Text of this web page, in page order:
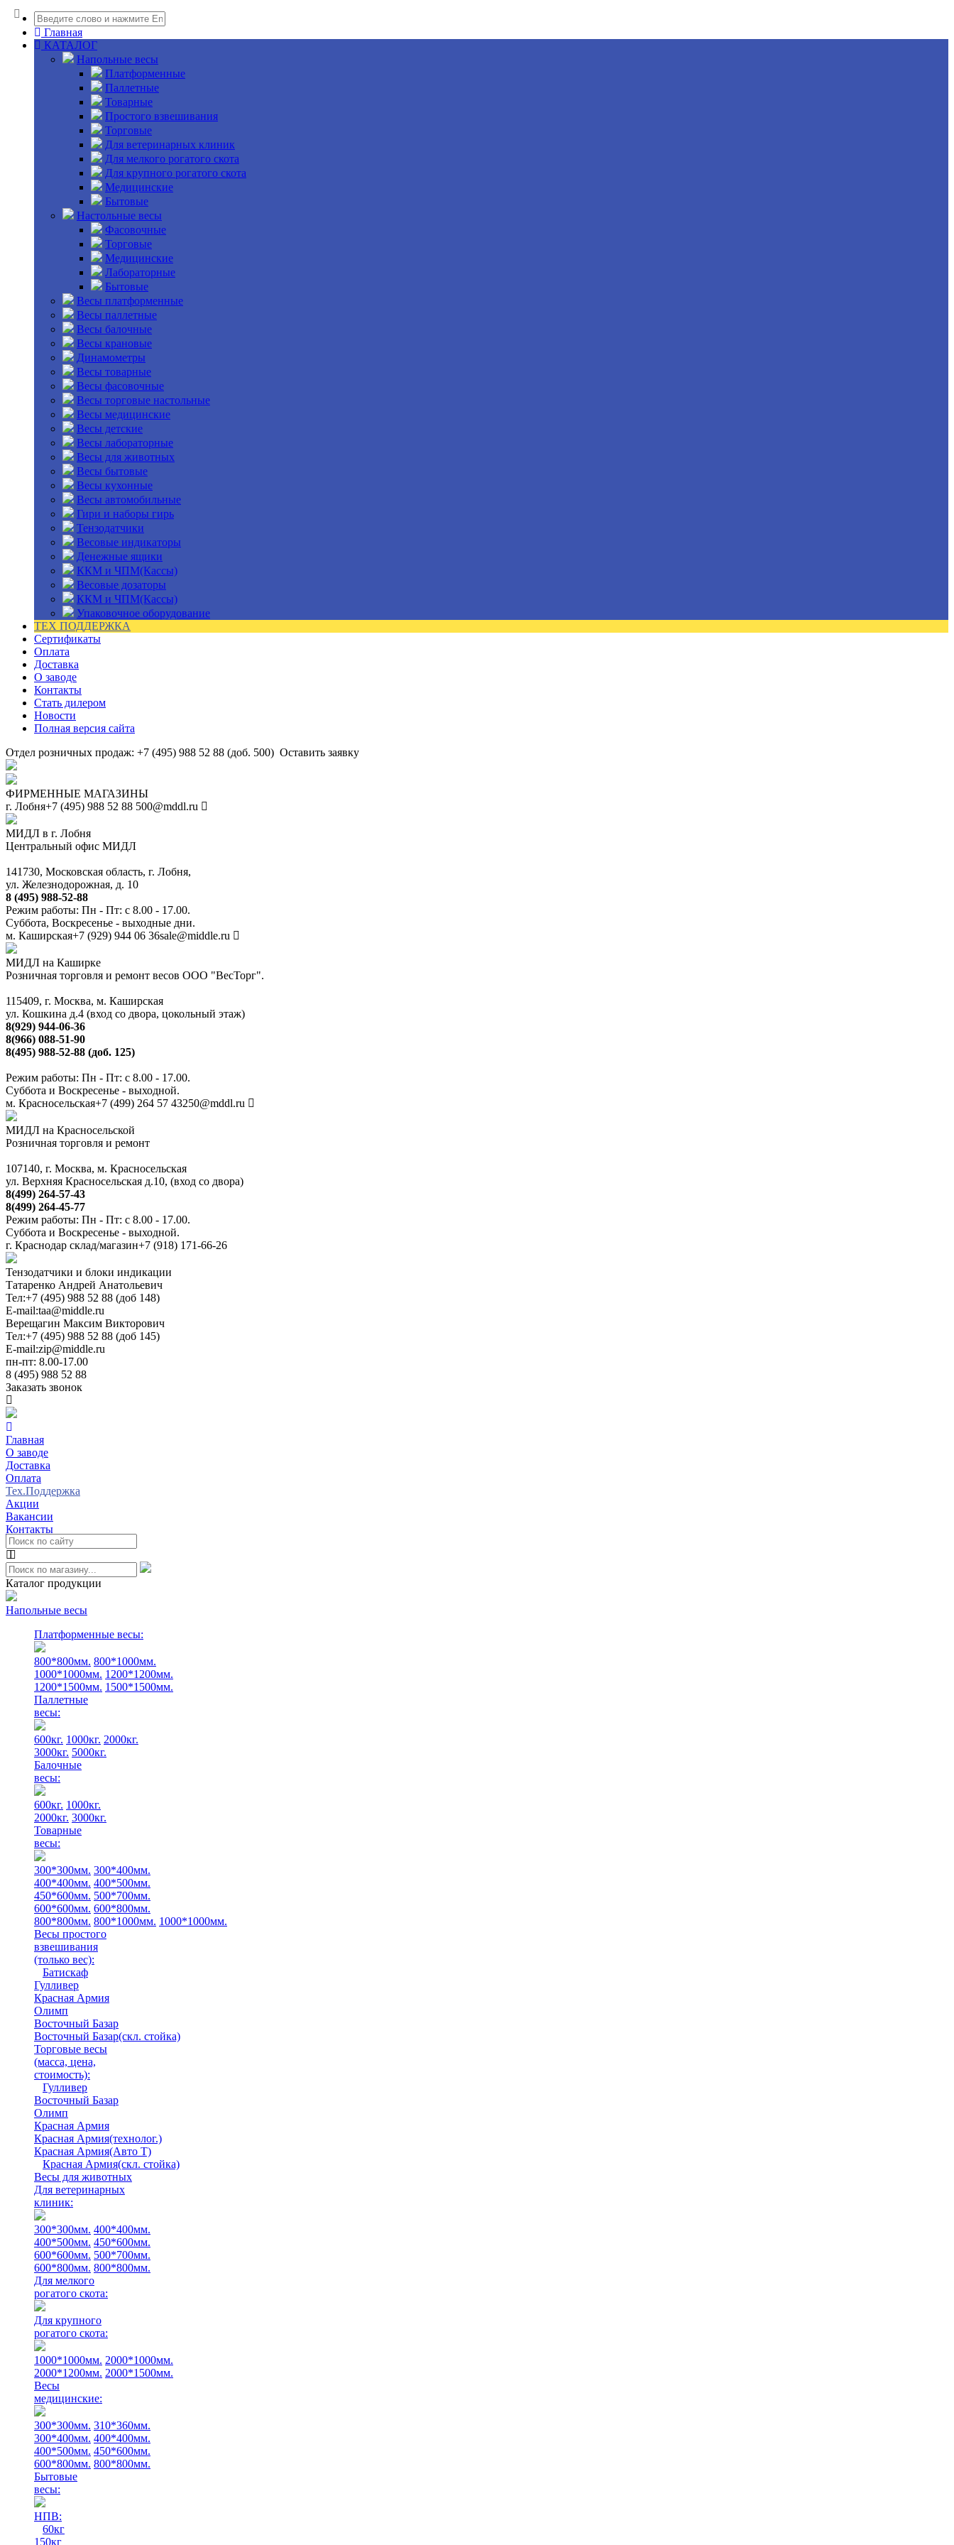
Главная
КАТАЛОГ
Напольные весы
Платформенные
Паллетные
Товарные
Простого взвешивания
Торговые
Для ветеринарных клиник
Для мелкого рогатого скота
Для крупного рогатого скота
Медицинские
Бытовые
Настольные весы
Фасовочные
Торговые
Медицинские
Лабораторные
Бытовые
Весы платформенные
Весы паллетные
Весы балочные
Весы крановые
Динамометры
Весы товарные
Весы фасовочные
Весы торговые настольные
Весы медицинские
Весы детские
Весы лабораторные
Весы для животных
Весы бытовые
Весы кухонные
Весы автомобильные
Гири и наборы гирь
Тензодатчики
Весовые индикаторы
Денежные ящики
ККМ и ЧПМ(Кассы)
Весовые дозаторы
ККМ и ЧПМ(Кассы)
Упаковочное оборудование
ТЕХ ПОДДЕРЖКА
Сертификаты
Оплата
Доставка
О заводе
Контакты
Стать дилером
Новости
Полная версия сайта
Отдел розничных продаж: +7 (495) 988 52 88 (доб. 500) Оставить заявку
ФИРМЕННЫЕ МАГАЗИНЫ
г. Лобня+7 (495) 988 52 88 500@mddl.ru
МИДЛ в г. Лобня
Центральный офис МИДЛ
141730, Московская область, г. Лобня,
ул. Железнодорожная, д. 10
8 (495) 988-52-88
Режим работы: Пн - Пт: с 8.00 - 17.00.
Суббота, Воскресенье - выходные дни.
м. Каширская+7 (929) 944 06 36sale@middle.ru
МИДЛ на Каширке
Розничная торговля и ремонт весов ООО "ВесТорг".
115409, г. Москва, м. Каширская
ул. Кошкина д.4 (вход со двора, цокольный этаж)
8(929) 944-06-36
8(966) 088-51-90
8(495) 988-52-88 (доб. 125)
Режим работы: Пн - Пт: с 8.00 - 17.00.
Суббота и Воскресенье - выходной.
м. Красносельская+7 (499) 264 57 43250@mddl.ru
МИДЛ на Красносельской
Розничная торговля и ремонт
107140, г. Москва, м. Красносельская
ул. Верхняя Красносельская д.10, (вход со двора)
8(499) 264-57-43
8(499) 264-45-77
Режим работы: Пн - Пт: с 8.00 - 17.00.
Суббота и Воскресенье - выходной.
г. Краснодар склад/магазин+7 (918) 171-66-26
Тензодатчики и блоки индикации
Татаренко Андрей Анатольевич
Тел:+7 (495) 988 52 88 (доб 148)
E-mail:taa@middle.ru
Верещагин Максим Викторович
Тел:+7 (495) 988 52 88 (доб 145)
E-mail:zip@middle.ru
пн-пт: 8.00-17.00
8 (495) 988 52 88
Заказать звонок
Главная
О заводе
Доставка
Оплата
Тех.Поддержка
Акции
Вакансии
Контакты
Каталог продукции
Напольные весы
Платформенные весы:
800*800мм. 800*1000мм.
1000*1000мм. 1200*1200мм.
1200*1500мм. 1500*1500мм.
Паллетные
весы:
600кг. 1000кг. 2000кг.
3000кг. 5000кг.
Балочные
весы:
600кг. 1000кг.
2000кг. 3000кг.
Товарные
весы:
300*300мм. 300*400мм.
400*400мм. 400*500мм.
450*600мм. 500*700мм.
600*600мм. 600*800мм.
800*800мм. 800*1000мм. 1000*1000мм.
Весы простого
взвешивания
(только вес):
Батискаф
Гулливер
Красная Армия
Олимп
Восточный Базар
Восточный Базар(скл. стойка)
Торговые весы
(масса, цена,
стоимость):
Гулливер
Восточный Базар
Олимп
Красная Армия
Красная Армия(технолог.)
Красная Армия(Авто Т)
Красная Армия(скл. стойка)
Весы для животных
Для ветеринарных
клиник:
300*300мм. 400*400мм.
400*500мм. 450*600мм.
600*600мм. 500*700мм.
600*800мм. 800*800мм.
Для мелкого
рогатого скота:
Для крупного
рогатого скота:
1000*1000мм. 2000*1000мм.
2000*1200мм. 2000*1500мм.
Весы
медицинские:
300*300мм. 310*360мм.
300*400мм. 400*400мм.
400*500мм. 450*600мм.
600*800мм. 800*800мм.
Бытовые
весы:
НПВ:
60кг
150кг